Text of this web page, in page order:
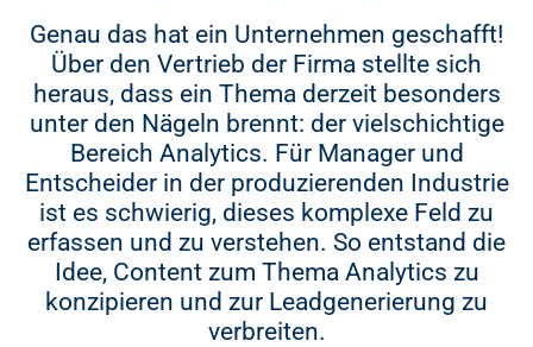
Genau das hat ein Unternehmen geschafft!
Über den Vertrieb der Firma stellte sich
heraus, dass ein Thema derzeit besonders
unter den Nägeln brennt: der vielschichtige
Bereich Analytics. Für Manager und
Entscheider in der produzierenden Industrie
ist es schwierig, dieses komplexe Feld zu
erfassen und zu verstehen. So entstand die
Idee, Content zum Thema Analytics zu
konzipieren und zur Leadgenerierung zu
verbreiten.